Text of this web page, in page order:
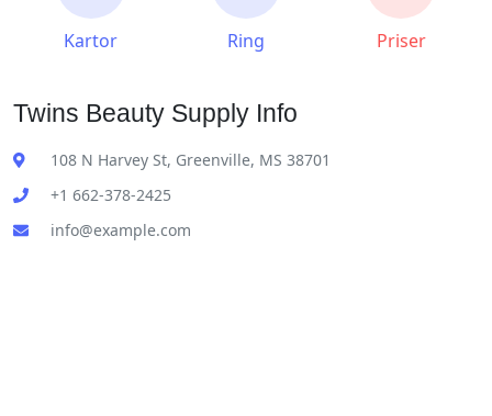
Kartor Ring Priser
Twins Beauty Supply Info
108 N Harvey St, Greenville, MS 38701
+1 662-378-2425
info@example.com